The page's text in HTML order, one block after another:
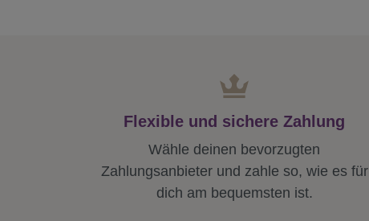
Flexible und sichere Zahlung
Wähle deinen bevorzugten
Zahlungsanbieter und zahle so, wie es für
dich am bequemsten ist.